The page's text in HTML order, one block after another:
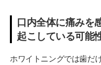
口内全体に痛みを
起こしている可能
ホワイトニングでは歯だ